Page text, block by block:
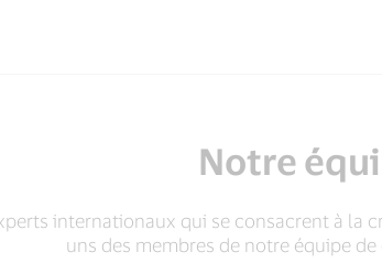
Notre
internationaux qui se consacrent à la
uns des membres de notre équipe